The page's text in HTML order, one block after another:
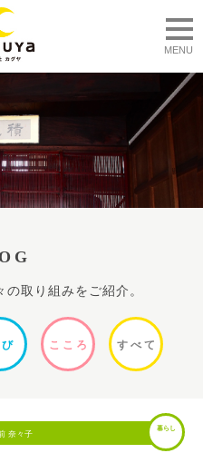
MENU
取り組みをご紹介。
び ここ ろ すべて
奈々子
暮らし